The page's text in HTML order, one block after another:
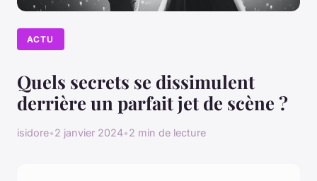
ACTU
Quels secrets se dissimulent
derrière un parfait jet de scène ?
isidore•2 janvier 2024•2 min de lecture